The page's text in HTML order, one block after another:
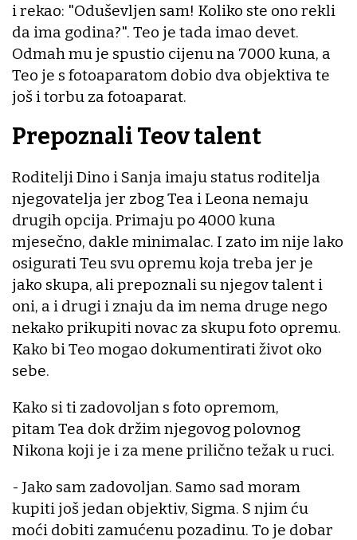
i rekao: "Oduševljen sam! Koliko ste ono rekli
da ima godina?". Teo je tada imao devet.
Odmah mu je spustio cijenu na 7000 kuna, a
Teo je s fotoaparatom dobio dva objektiva te
još i torbu za fotoaparat.
Prepoznali Teov talent
Roditelji Dino i Sanja imaju status roditelja
njegovatelja jer zbog Tea i Leona nemaju
drugih opcija. Primaju po 4000 kuna
mjesečno, dakle minimalac. I zato im nije lako
osigurati Teu svu opremu koja treba jer je
jako skupa, ali prepoznali su njegov talent i
oni, a i drugi i znaju da im nema druge nego
nekako prikupiti novac za skupu foto opremu.
Kako bi Teo mogao dokumentirati život oko
sebe.
Kako si ti zadovoljan s foto opremom,
pitam Tea dok držim njegovog polovnog
Nikona koji je i za mene prilično težak u ruci.
- Jako sam zadovoljan. Samo sad moram
kupiti još jedan objektiv, Sigma. S njim ću
moći dobiti zamućenu pozadinu. To je dobar